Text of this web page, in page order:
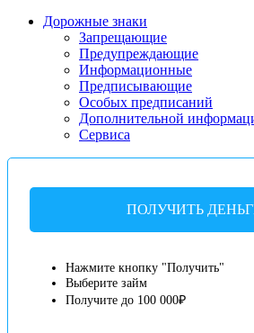
Дорожные знаки
Запрещающие
Предупреждающие
Информационные
Предписывающие
Особых предписаний
Дополнительной
Сервиса
ПОЛУЧИТЬ
Нажмите кнопку "Получить"
Выберите займ
Получите до 100 000₽